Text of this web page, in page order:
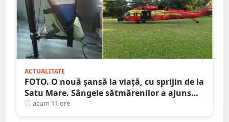
ACTUALITATE
FOTO. O nouă șansă la viață, cu sprijin de la
Satu Mare. Sângele sătmărenilor a ajuns
într-o misiune contra cronometru pentru
un transplant hepatic
acum 11 ore